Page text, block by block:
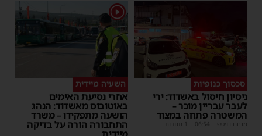
סכסוך כנופיות
ניסיון חיסול באשדוד: ירי
לעבר עבריין מוכר –
המשטרה פתחה במצוד
מנחם דויטש 06:54
1
השעיה מיידית
אחרי נסיעת האימים
באוטובוס מאשדוד: הנהג
הושעה מתפקידו – משרד
התחבורה הורה על בדיקה